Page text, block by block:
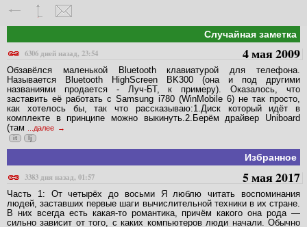
Случайная заметка
6306 дней назад, 23:54
4 мая 2009
Обзавёлся маленькой Bluetooth клавиатурой для телефона.
Называется Bluetooth HighScreen BK300 (она и под другими
названиями продается - Луч-БТ, к примеру). Оказалось, что
заставить её работать с Samsung i780 (WinMobile 6) не так просто,
как хотелось бы, так что рассказываю:1.Диск который идёт в
комплекте в принципе можно выкинуть.2.Берём драйвер Uniboard
(там
...далее
it lj
Избранное
3383 дня назад, 01:57
5 мая 2017
Часть 1: От четырёх до восьми Я люблю читать воспоминания
людей, заставших первые шаги вычислительной техники в их стране.
В них всегда есть какая-то романтика, причём какого она рода —
сильно зависит от того, с каких компьютеров люди начали. Обычно